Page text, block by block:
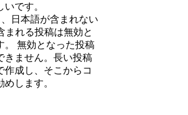
です。
日本語が含まれない
まれる投稿は無効と
。 無効となった投稿
きません。長い投稿
作成し、そこからコ
します。